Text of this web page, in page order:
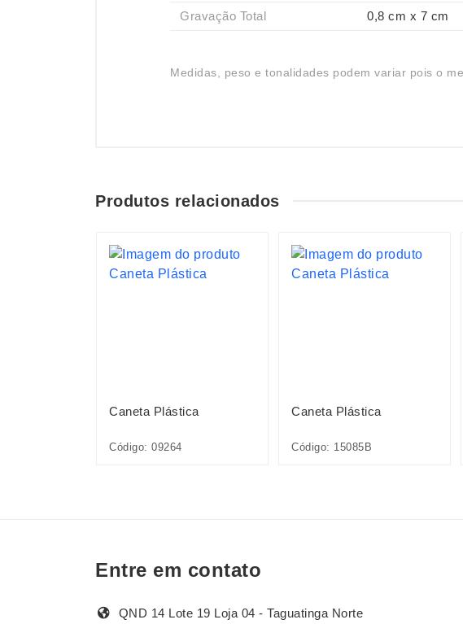
Gravação Total 0,8 cm x 7 cm
Medidas, peso e tonalidades podem variar pois o
Produtos relacionados
Caneta Plástica
Código: 09264
Caneta Plástica
Código: 15085B
Entre em contato
QND 14 Lote 19 Loja 04 - Taguatinga Norte